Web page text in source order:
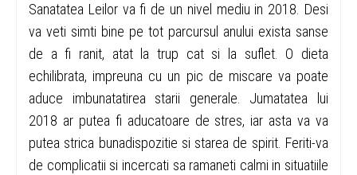
Sanatatea Leilor va fi de un nivel mediu in 2018. Desi
va veti simti bine pe tot parcursul anului exista sanse
de a fi ranit, atat la trup cat si la suflet. O dieta
echilibrata, impreuna cu un pic de miscare va poate
aduce imbunatatirea starii generale. Jumatatea lui
2018 ar putea fi aducatoare de stres, iar asta va va
putea strica bunadispozitie si starea de spirit. Feriti-va
de complicatii si incercati sa ramaneti calmi in situatiile